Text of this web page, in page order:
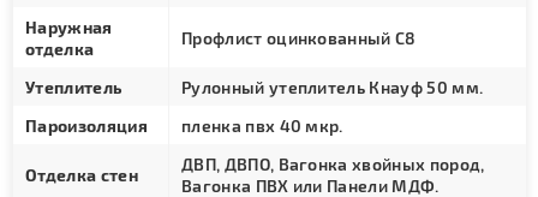
Наружная
отделка
Профлист оцинкованный С8
Утеплитель
Рулонный утеплитель Кнауф 50 мм.
Пароизоляция
пленка пвх 40 мкр.
Отделка стен
ДВП, ДВПО, Вагонка хвойных пород,
Вагонка ПВХ или Панели МДФ.